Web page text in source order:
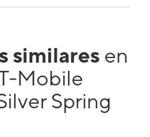
similares en
Mobile
Spring